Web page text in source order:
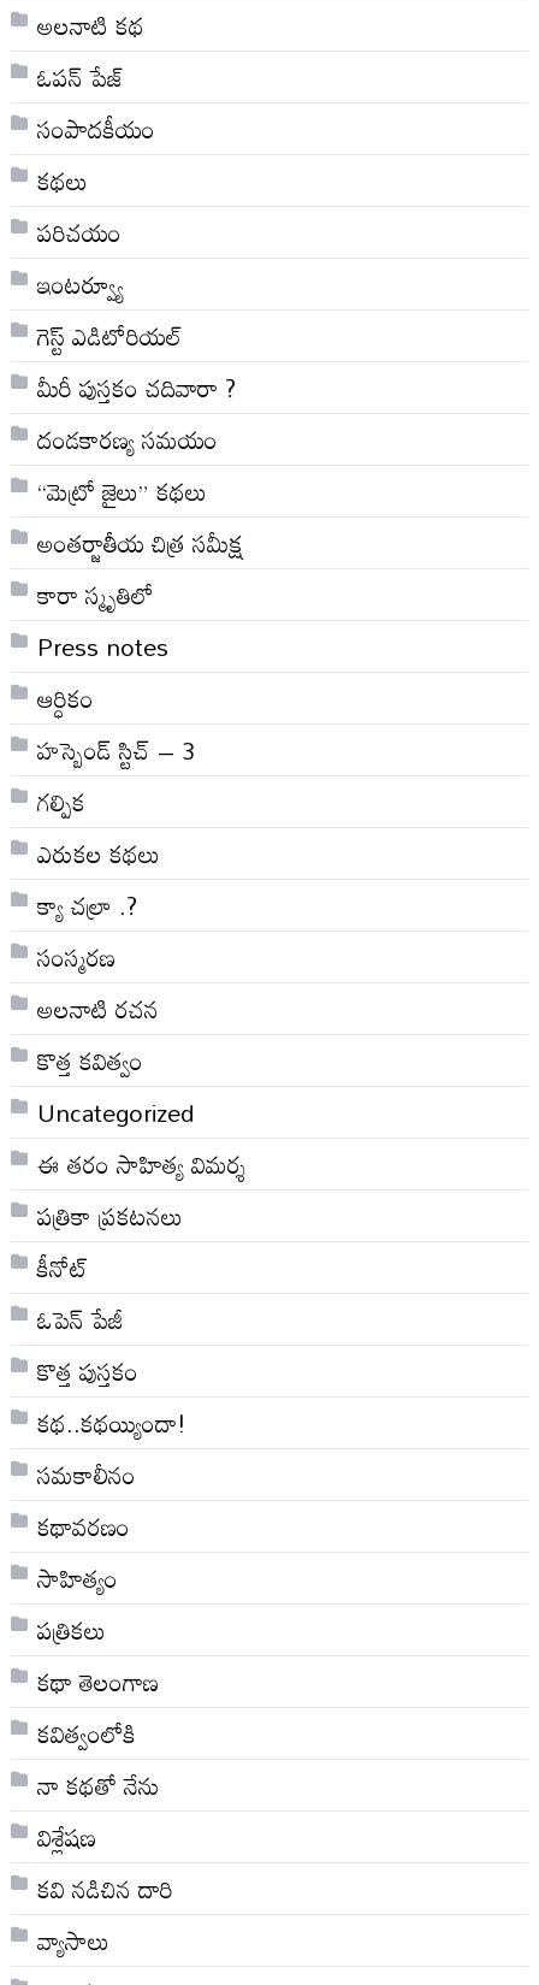
అల‌నాటి క‌థ‌
ఓపన్ పేజ్
సంపాదకీయం
కథలు
పరిచయం
ఇంటర్వ్యూ
గెస్ట్ ఎడిటోరియల్
మీరీ పుస్తకం చదివారా ?
దండకారణ్య సమయం
“మెట్రో జైలు” కథలు
అంతర్జాతీయ చిత్ర సమీక్ష
కారా స్మృతిలో
Press notes
ఆర్ధికం
హస్బెండ్ స్టిచ్ – 3
గల్పిక
ఎరుకల కథలు
క్యా చల్రా .?
సంస్మరణ
అలనాటి రచన
కొత్త కవిత్వం
Uncategorized
ఈ తరం సాహిత్య విమర్శ
పత్రికా ప్రకటనలు
కీనోట్
ఓపెన్ పేజీ
కొత్త పుస్తకం
కథ..కథయ్యిందా!
సమకాలీనం
కథావరణం
సాహిత్యం
పత్రికలు
కథా తెలంగాణ
కవిత్వంలోకి
నా క‌థ‌తో నేను
విశ్లేషణ
కవి నడిచిన దారి
వ్యాసాలు